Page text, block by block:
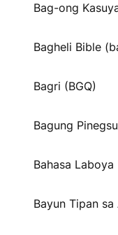
Bag-ong
Bagheli Bible
Bagri (BGQ)
Bagung
Bahasa Laboya
Bayun Tipan